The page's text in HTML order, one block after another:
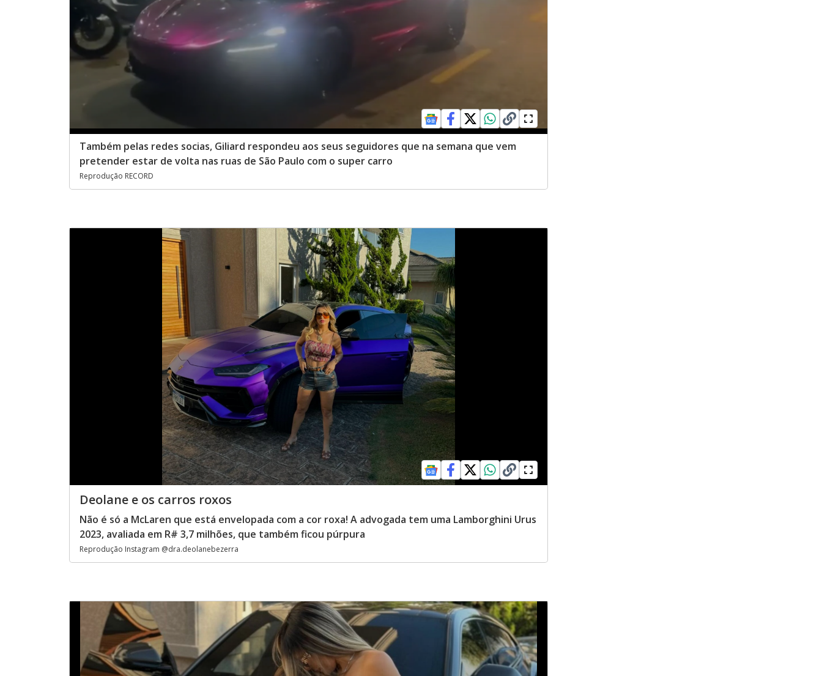
Também pelas redes socias, Giliard respondeu aos seus seguidores que na semana que vem
pretender estar de volta nas ruas de São Paulo com o super carro
Reprodução RECORD
Deolane e os carros roxos
Não é só a McLaren que está envelopada com a cor roxa! A advogada tem uma Lamborghini Urus
2023, avaliada em R# 3,7 milhões, que também ficou púrpura
Reprodução Instagram @dra.deolanebezerra